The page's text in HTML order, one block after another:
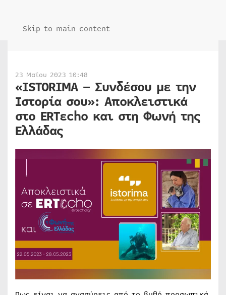
Skip to main content
23 Μαΐου 2023 10:48
«ISTORIMA – Συνδέσου με την
Ιστορία σου»: Αποκλειστικά
στο ERTεcho και στη Φωνή της
Ελλάδας